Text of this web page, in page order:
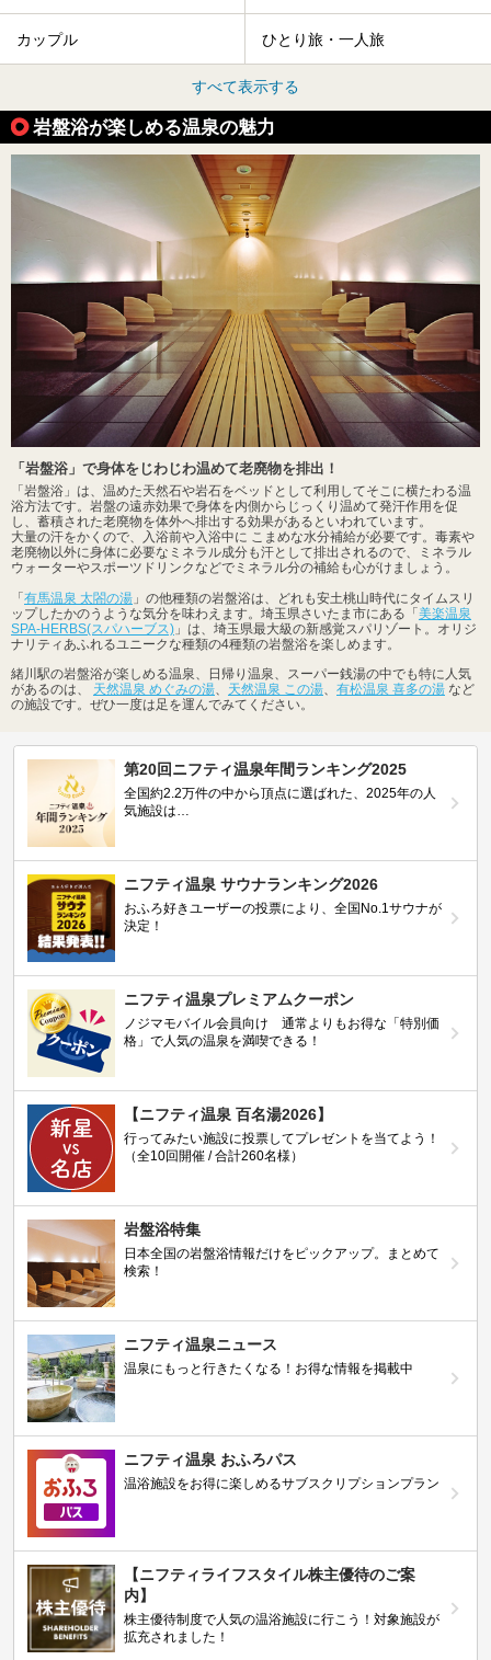
カップル ひとり旅・一人旅
すべて表示する
岩盤浴が楽しめる温泉の魅力
「岩盤浴」で身体をじわじわ温めて老廃物を排出！
「岩盤浴」は、温めた天然石や岩石をベッドとして利用してそこに横たわる温
浴方法です。岩盤の遠赤効果で身体を内側からじっくり温めて発汗作用を促
し、蓄積された老廃物を体外へ排出する効果があるといわれています。
大量の汗をかくので、入浴前や入浴中に こまめな水分補給が必要です。毒素や
老廃物以外に身体に必要なミネラル成分も汗として排出されるので、ミネラル
ウォーターやスポーツドリンクなどでミネラル分の補給も心がけましょう。
「 有馬温泉 太閤の湯 」の他種類の岩盤浴は、どれも安土桃山時代にタイムスリ
ップしたかのうような気分を味わえます。埼玉県さいたま市にある「 美楽温泉
SPA-HERBS(スパハーブス) 」は、埼玉県最大級の新感覚スパリゾート。オリジ
ナリティあふれるユニークな種類の4種類の岩盤浴を楽しめます。
緒川駅の岩盤浴が楽しめる温泉、日帰り温泉、スーパー銭湯の中でも特に人気
があるのは、 天然温泉 めぐみの湯、 天然温泉 この湯、 有松温泉 喜多の湯 など
の施設です。ぜひ一度は足を運んでみてください。
第20回ニフティ温泉年間ランキング2025
全国約2.2万件の中から頂点に選ばれた、2025年の人
気施設は…
ニフティ温泉 サウナランキング2026
おふろ好きユーザーの投票により、全国No.1サウナが
決定！
ニフティ温泉プレミアムクーポン
ノジマモバイル会員向け 通常よりもお得な「特別価
格」で人気の温泉を満喫できる！
【ニフティ温泉 百名湯2026】
行ってみたい施設に投票してプレゼントを当てよう！
（全10回開催 / 合計260名様）
岩盤浴特集
日本全国の岩盤浴情報だけをピックアップ。まとめて
検索！
ニフティ温泉ニュース
温泉にもっと行きたくなる！お得な情報を掲載中
ニフティ温泉 おふろパス
温浴施設をお得に楽しめるサブスクリプションプラン
【ニフティライフスタイル株主優待のご案
内】
株主優待制度で人気の温浴施設に行こう！対象施設が
拡充されました！